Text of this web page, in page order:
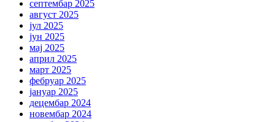
септембар 2025
август 2025
јул 2025
јун 2025
мај 2025
април 2025
март 2025
фебруар 2025
јануар 2025
децембар 2024
новембар 2024